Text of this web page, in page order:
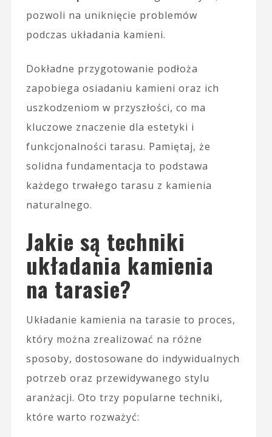
pozwoli na uniknięcie problemów
podczas układania kamieni.
Dokładne przygotowanie podłoża
zapobiega osiadaniu kamieni oraz ich
uszkodzeniom w przyszłości, co ma
kluczowe znaczenie dla estetyki i
funkcjonalności tarasu. Pamiętaj, że
solidna fundamentacja to podstawa
każdego trwałego tarasu z kamienia
naturalnego.
Jakie są techniki
układania kamienia
na tarasie?
Układanie kamienia na tarasie to proces,
który można zrealizować na różne
sposoby, dostosowane do indywidualnych
potrzeb oraz przewidywanego stylu
aranżacji. Oto trzy popularne techniki,
które warto rozważyć: